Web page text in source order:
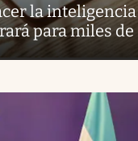
la inteligencia
para miles de